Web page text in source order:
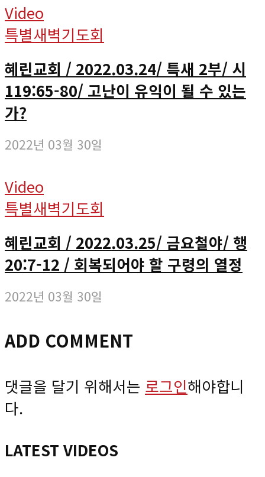
Video
특별새벽기도회
혜린교회 / 2022.03.24/ 특새 2부/ 시
119:65-80/ 고난이 유익이 될 수 있는
가?
2022년 03월 30일
Video
특별새벽기도회
혜린교회 / 2022.03.25/ 금요철야/ 행
20:7-12 / 회복되어야 할 구령의 열정
2022년 03월 30일
ADD COMMENT
댓글을 달기 위해서는 로그인해야합니
다.
LATEST VIDEOS